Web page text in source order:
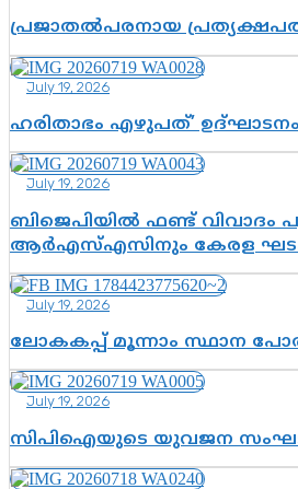
പ്രജാതൽപരനായ
July 19, 2026
ഹരിതാഭം എഴുപത്’
July 19, 2026
ബിജെപിയിൽ ഫണ്ട്
ആർഎസ്എസിനും കേരള
July 19, 2026
ലോകകപ്പ് മൂന്നാം സ്ഥാന
July 19, 2026
സിപിഐയുടെ യുവജന